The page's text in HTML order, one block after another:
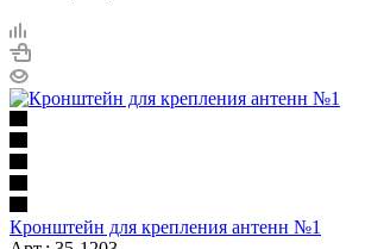
Кронштейн для крепления антенн №1